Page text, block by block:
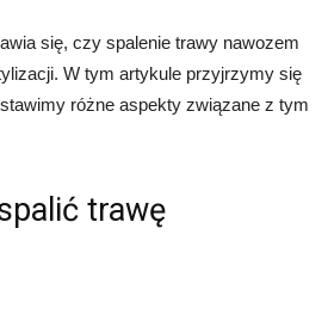
się, czy spalenie trawy nawozem
W tym artykule przyjrzymy się
różne aspekty związane z tym
trawę